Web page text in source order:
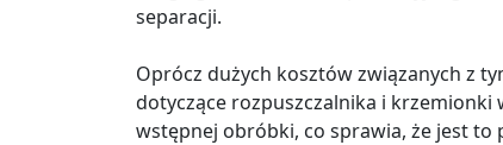
separacji.
Oprócz dużych kosztów związanych z
dotyczące rozpuszczalnika i
wstępnej obróbki, co sprawia, że jest to